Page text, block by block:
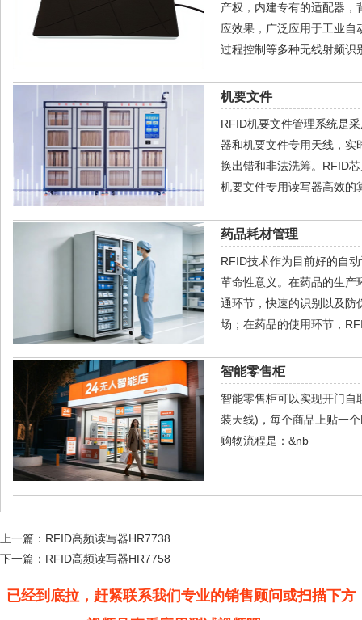
产权，内建专有的适配器
应效果，广泛应用于工业
过程控制等多种无线射频识
机要文件
RFID机要文件管理系统是
器和机要文件专用天线，实
换出错和非法洗筹。RFID
机要文件专用读写器高效的
药品耗材管理
RFID技术作为目前好的自
革命性意义。在药品的生产
通环节，快速的识别以及防
场；在药品的使用环节，
智能零售柜
智能零售柜可以实现开门
装天线)，每个商品上贴一
购物流程是：&nb
上一篇： RFID高频读写器HR7738
下一篇： RFID高频读写器HR7758
已经到底拉，赶紧联系我们专业的销售顾问或扫描下方